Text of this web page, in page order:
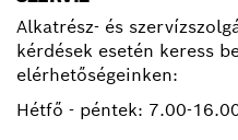
Alkatrész- és
kérdések esetén keress
elérhetőségeinken:
Hétfő - péntek: 7.00-